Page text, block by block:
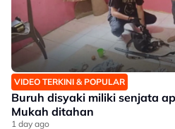
VIDEO TERKINI & POPULAR
Buruh disyaki miliki senjata
Mukah ditahan
1 day ago